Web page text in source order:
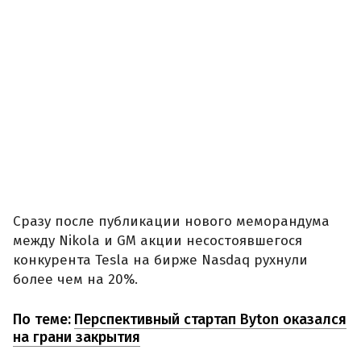
Сразу после публикации нового меморандума
между Nikola и GM акции несостоявшегося
конкурента Tesla на бирже Nasdaq рухнули
более чем на 20%.
По теме: Перспективный стартап Byton оказался
на грани закрытия